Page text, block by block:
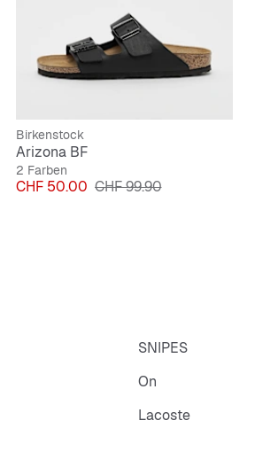
Birkenstock
Arizona BF
2 Farben
Preis
CHF 50.00 Originalpreis
CHF 99.90
SNIPES
On
Lacoste